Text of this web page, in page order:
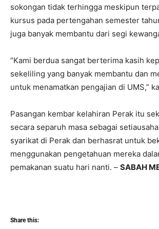
sokongan tidak terhingga meskipun
kursus pada pertengahan semester
juga banyak membantu dari segi
“Kami berdua sangat berterima kasih
sekeliling yang banyak membantu dan
untuk menamatkan pengajian di UMS,”
Pasangan kembar kelahiran Perak itu
secara separuh masa sebagai
syarikat di Perak dan berhasrat untuk
menggunakan pengetahuan mereka
pemakanan suatu hari nanti. – SABAH
Share this: